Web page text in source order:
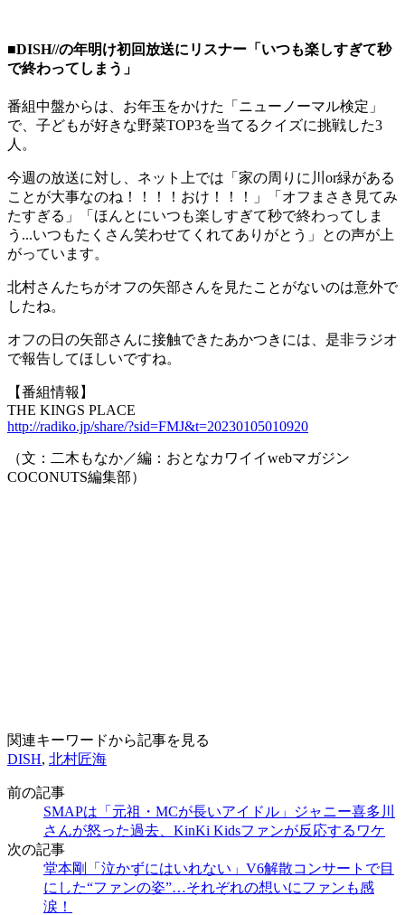
■DISH//の年明け初回放送にリスナー「いつも楽しすぎて秒
で終わってしまう」
番組中盤からは、お年玉をかけた「ニューノーマル検定」
で、子どもが好きな野菜TOP3を当てるクイズに挑戦した3
人。
今週の放送に対し、ネット上では「家の周りに川or緑がある
ことが大事なのね！！！！おけ！！！」「オフまさき見てみ
たすぎる」「ほんとにいつも楽しすぎて秒で終わってしま
う...いつもたくさん笑わせてくれてありがとう」との声が上
がっています。
北村さんたちがオフの矢部さんを見たことがないのは意外で
したね。
オフの日の矢部さんに接触できたあかつきには、是非ラジオ
で報告してほしいですね。
【番組情報】
THE KINGS PLACE
http://radiko.jp/share/?sid=FMJ&t=20230105010920
（文：二木もなか／編：おとなカワイイwebマガジン
COCONUTS編集部）
関連キーワードから記事を見る
DISH, 北村匠海
前の記事
SMAPは「元祖・MCが長いアイドル」ジャニー喜多川
さんが怒った過去、KinKi Kidsファンが反応するワケ
次の記事
堂本剛「泣かずにはいれない」V6解散コンサートで目
にした“ファンの姿”…それぞれの想いにファンも感
涙！